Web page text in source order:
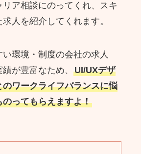
ア相談にのってくれ、スキ
人を紹介してくれます。
い環境・制度の会社の求人
績が豊富なため、UI/UXデザ
のワークライフバランスに悩
のってもらえますよ！